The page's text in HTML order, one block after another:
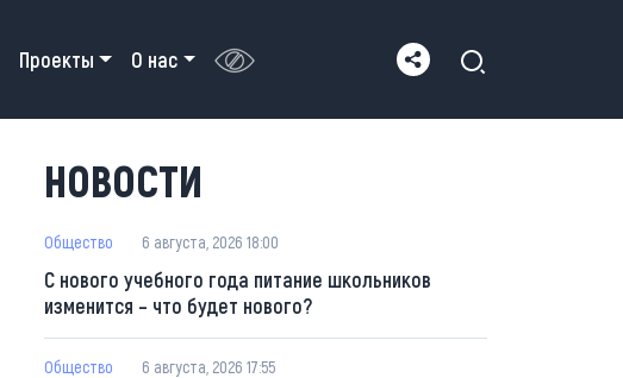
Проекты О нас
НОВОСТИ
Общество 6 августа, 2026 18:00
С нового учебного года питание школьников
изменится – что будет нового?
Общество 6 августа, 2026 17:55